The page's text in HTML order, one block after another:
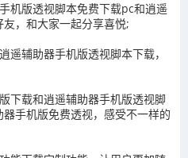
机版透视脚本免费下载pc和逍遥
，和大家一起分享喜悦;
遥辅助器手机版透视脚本下载，
下载和逍遥辅助器手机版透视脚
手机版免费透视，感受不一样的